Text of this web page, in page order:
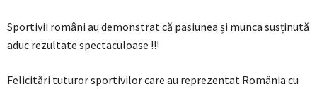
Sportivii români au demonstrat că pasiunea și munca susținută
aduc rezultate spectaculoase !!!
Felicitări tuturor sportivilor care au reprezentat România cu